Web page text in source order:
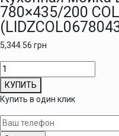
780×435/200
5,344.56 грн
Количество
товара
Кухонная
мойка
Lidz
780x435/200
КУПИТЬ
Купить в один клик